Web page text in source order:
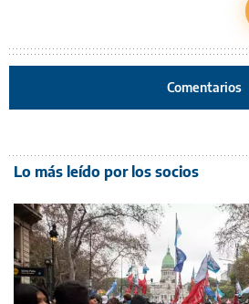
Comentarios
Lo más leído por los socios